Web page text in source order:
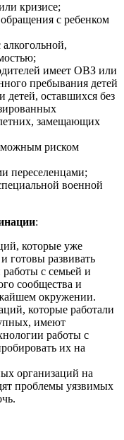
кризисе;
с ребенком
имеет ОВЗ или
пребывания детей
детей, оставшихся без
замещающих
риском
переселенцами;
военной
:
которые уже
готовы развивать
с семьей и
сообщества и
окружении.
которые работали
имеют
работы с
их на
организаций на
проблемы уязвимых